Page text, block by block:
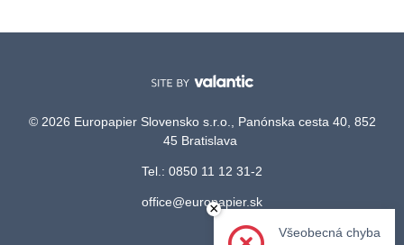
© 2026 Europapier Slovensko s.r.o., Panónska cesta 40, 852
45 Bratislava
Tel.: 0850 11 12 31-2
office@europapier.sk
×
Všeobecná chyba